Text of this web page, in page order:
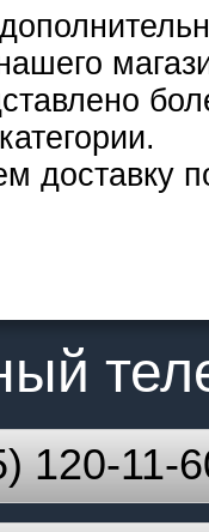
доставку
120-11-